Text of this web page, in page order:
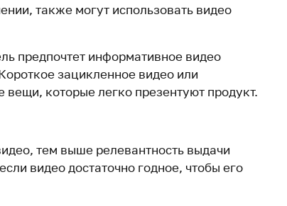
также могут использовать видео
предпочтет информативное видео
зацикленное видео или
которые легко презентуют продукт.
тем выше релевантность выдачи
видео достаточно годное, чтобы его